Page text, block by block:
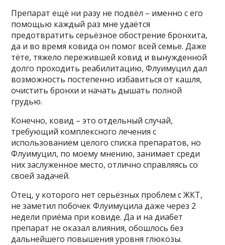
Препарат ещё ни разу не подвёл – именно с его
помощью каждый раз мне удаётся
предотвратить серьёзное обострение бронхита,
да и во время ковида он помог всей семье. Даже
тёте, тяжело пережившей ковид и вынужденной
долго проходить реабилитацию, Флуимуцил дал
возможность постепенно избавиться от кашля,
очистить бронхи и начать дышать полной
грудью.
Конечно, ковид – это отдельный случай,
требующий комплексного лечения с
использованием целого списка препаратов, но
Флуимуцил, по моему мнению, занимает среди
них заслуженное место, отлично справляясь со
своей задачей.
Отец, у которого нет серьёзных проблем с ЖКТ,
не заметил побочек Флуимуцила даже через 2
недели приёма при ковиде. Да и на диабет
препарат не оказал влияния, обошлось без
дальнейшего повышения уровня глюкозы.